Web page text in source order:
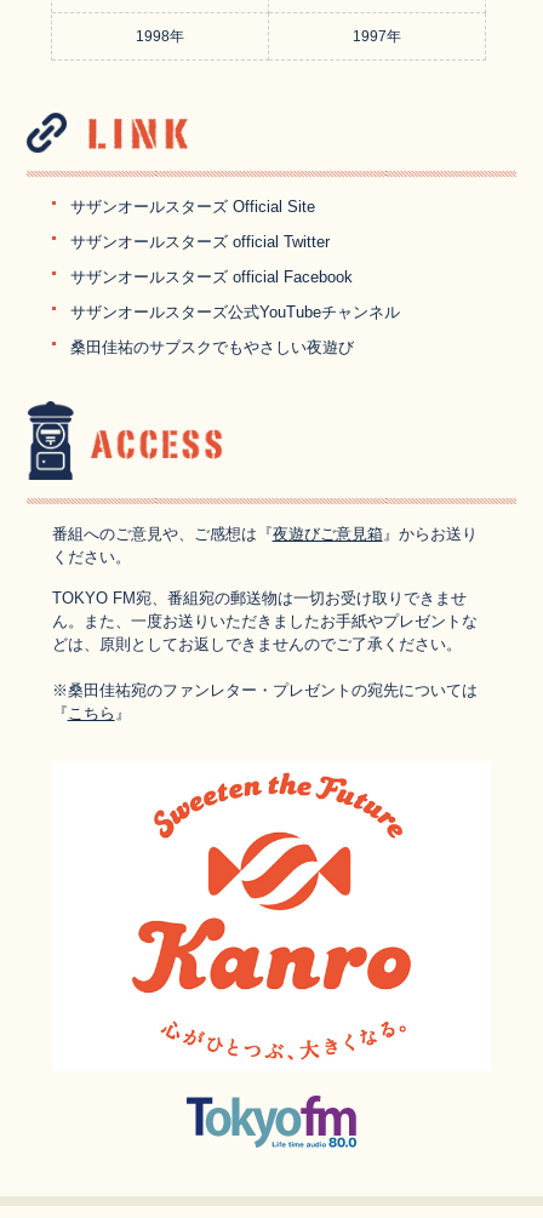
1998年 1997年
サザンオールスターズ Official Site
サザンオールスターズ official Twitter
サザンオールスターズ official Facebook
サザンオールスターズ公式YouTubeチャンネル
桑田佳祐のサブスクでもやさしい夜遊び
番組へのご意見や、ご感想は『夜遊びご意見箱』からお送り
ください。
TOKYO FM宛、番組宛の郵送物は一切お受け取りできませ
ん。また、一度お送りいただきましたお手紙やプレゼントな
どは、原則としてお返しできませんのでご了承ください。
※桑田佳祐宛のファンレター・ プレゼントの宛先については
『 こちら 』